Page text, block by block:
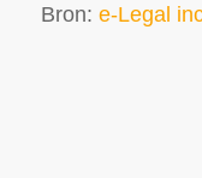
Bron: e-Legal